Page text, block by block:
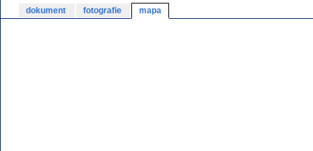
dokument fotografie mapa